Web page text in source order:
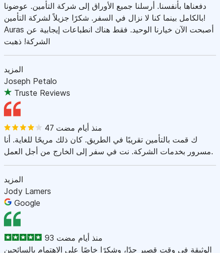
دفعناها بأنفسنا. أرسلنا جميع الأوراق إلى شركة التأمين. عوضونا
بالكامل بينما كنا لا نزال في السفر. شكرًا جزيلاً لشركة التأمين!
Auras أصبحت الآن خيارنا الوحيد. فقط هناك انطباعات إيجابية عن
الشركة! ذهبت
المزيد
Joseph Petalo
Truste Reviews
47 منذ أيام مضت
ك قمت بالتأمين تقريبًا في الطريق. كان ذلك مريحًا للغاية. أنا
مسرور بخدمات الشركة. نت في سفر إلى الخارج من أجل العمل.
المزيد
Jody Lamers
Google
93 منذ أيام مضت
الوثيقة في وقت قصير جدًا، وشكرًا خاصًا على الاهتمام بالسائحين